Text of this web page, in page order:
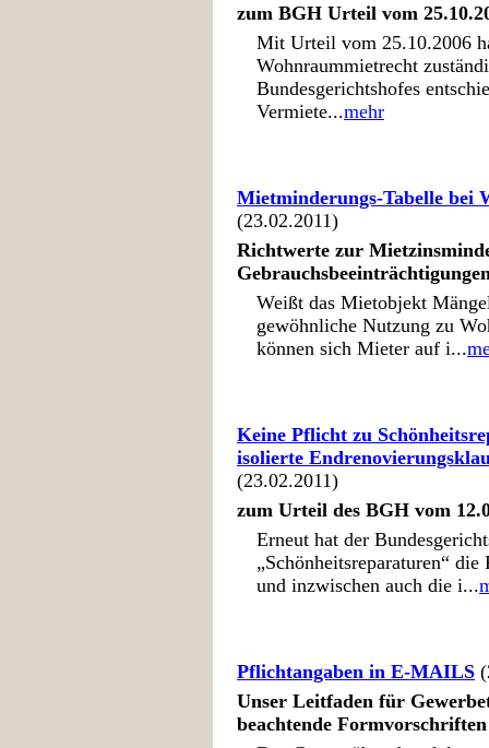
zum BGH Urteil vom
Mit Urteil vom 25.10.2006
Wohnraummietrecht
Bundesgerichtshofes
Vermiete...mehr
Mietminderungs-Tabelle bei
(23.02.2011)
Richtwerte zur
Weißt das Mietobjekt
gewöhnliche Nutzung zu
können sich Mieter auf i...
Keine Pflicht zu
isolierte
(23.02.2011)
zum Urteil des BGH vom
Erneut hat der
„Schönheitsreparaturen“
und inzwischen auch die i...
Pflichtangaben in E-MAILS
Unser Leitfaden für
beachtende Formvorschriften